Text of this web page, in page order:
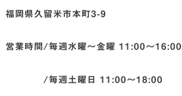
福岡県久留米市本町3-9
営業時間/毎週水曜〜金曜 11:00〜16:00
/毎週土曜日 11:00〜18:00